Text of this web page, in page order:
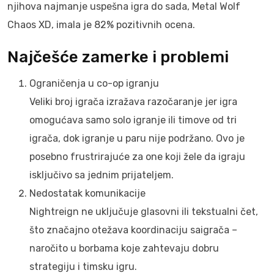
njihova najmanje uspešna igra do sada, Metal Wolf
Chaos XD, imala je 82% pozitivnih ocena.
Najčešće zamerke i problemi
Ograničenja u co-op igranju
Veliki broj igrača izražava razočaranje jer igra
omogućava samo solo igranje ili timove od tri
igrača, dok igranje u paru nije podržano. Ovo je
posebno frustrirajuće za one koji žele da igraju
isključivo sa jednim prijateljem.
Nedostatak komunikacije
Nightreign ne uključuje glasovni ili tekstualni čet,
što značajno otežava koordinaciju saigrača –
naročito u borbama koje zahtevaju dobru
strategiju i timsku igru.